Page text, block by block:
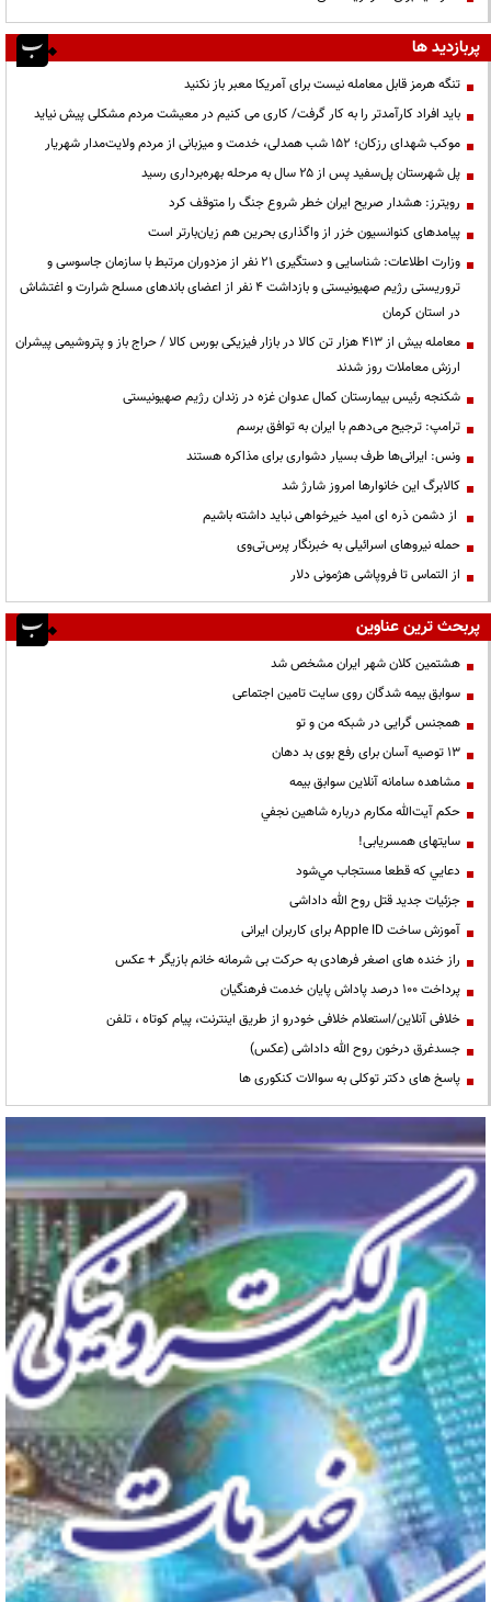
پربازدید ها
تنگه هرمز قابل معامله نیست برای آمریکا معبر باز نکنید
باید افراد کارآمدتر را به کار گرفت/ کاری می کنیم در معیشت مردم مشکلی پیش نیاید
موکب شهدای رزکان؛ ۱۵۲ شب همدلی، خدمت و میزبانی از مردم ولایت‌مدار شهریار
پل شهرستان پل‌سفید پس از ۲۵ سال به مرحله بهره‌برداری رسید
رویترز: هشدار صریح ایران خطر شروع جنگ را متوقف کرد
پیامدهای کنوانسیون خزر از واگذاری بحرین هم زیان‌بارتر است
وزارت اطلاعات: شناسایی و دستگیری ۲۱ نفر از مزدوران مرتبط با سازمان جاسوسی و
تروریستی رژیم صهیونیستی و بازداشت ۴ نفر از اعضای باندهای مسلح شرارت و اغتشاش
در استان کرمان
معامله بیش از ۴۱۳ هزار تن کالا در بازار فیزیکی بورس کالا / حراج باز و پتروشیمی پیشران
ارزش معاملات روز شدند
شکنجه رئیس بیمارستان کمال عدوان غزه در زندان رژیم صهیونیستی
ترامپ: ترجیح می‌دهم با ایران به توافق برسم
ونس: ایرانی‌ها طرف بسیار دشواری برای مذاکره هستند
کالابرگ این خانوارها امروز شارژ شد
از دشمن ذره ای امید خیرخواهی نباید داشته باشیم
حمله نیروهای اسرائیلی به خبرنگار پرس‌تی‌وی
از التماس تا فروپاشی هژمونی دلار
پربحث ترین عناوین
هشتمین کلان شهر ایران مشخص شد
سوابق بیمه شدگان روی سایت تامین اجتماعی
همجنس گرایی در شبکه من و تو
13 توصیه آسان برای رفع بوی بد دهان
مشاهده سامانه آنلاين سوابق بیمه
حكم آيت‌الله مكارم درباره شاهين نجفي
سایتهای همسریابی!
دعايي كه قطعا مستجاب مي‌شود
جزئیات جدید قتل روح الله داداشی
آموزش ساخت Apple ID برای کاربران ایرانی
راز خنده های اصغر فرهادی به حرکت بی شرمانه خانم بازیگر + عکس
پرداخت ۱۰۰ درصد پاداش پایان خدمت فرهنگیان
خلافی آنلاین/استعلام خلافی خودرو از طریق اینترنت، پیام کوتاه ، تلفن
جسدغرق درخون روح الله داداشی (عکس)
پاسخ های دکتر توکلی به سوالات کنکوری ها